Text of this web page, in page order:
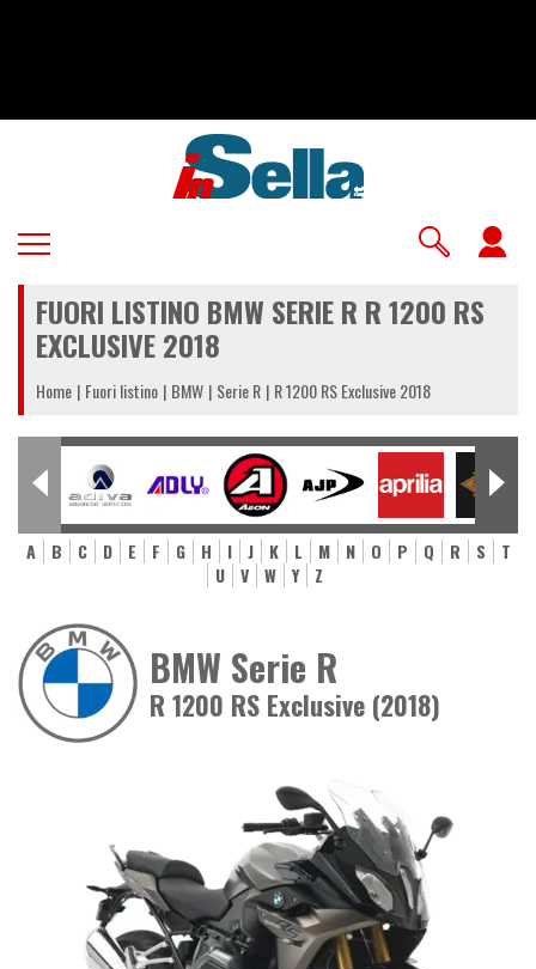
FUORI LISTINO BMW SERIE R R 1200 RS
EXCLUSIVE 2018
Home Fuori listino BMW Serie R R 1200 RS Exclusive 2018
A B C D E F G H I J K L M N O P Q R S
T
U
V W Y Z
BMW Serie R
R 1200 RS Exclusive (2018)